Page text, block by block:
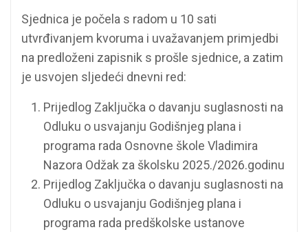
Sjednica je počela s radom u 10 sati
utvrđivanjem kvoruma i uvažavanjem primjedbi
na predloženi zapisnik s prošle sjednice, a zatim
je usvojen sljedeći dnevni red:
Prijedlog Zaključka o davanju suglasnosti na
Odluku o usvajanju Godišnjeg plana i
programa rada Osnovne škole Vladimira
Nazora Odžak za školsku 2025./2026.godinu
Prijedlog Zaključka o davanju suglasnosti na
Odluku o usvajanju Godišnjeg plana i
programa rada predškolske ustanove